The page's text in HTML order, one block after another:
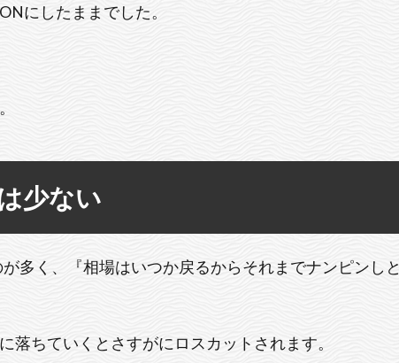
にしたままでした。
少ない
多く、『相場はいつか戻るからそれまでナンピンしと
落ちていくとさすがにロスカットされます。